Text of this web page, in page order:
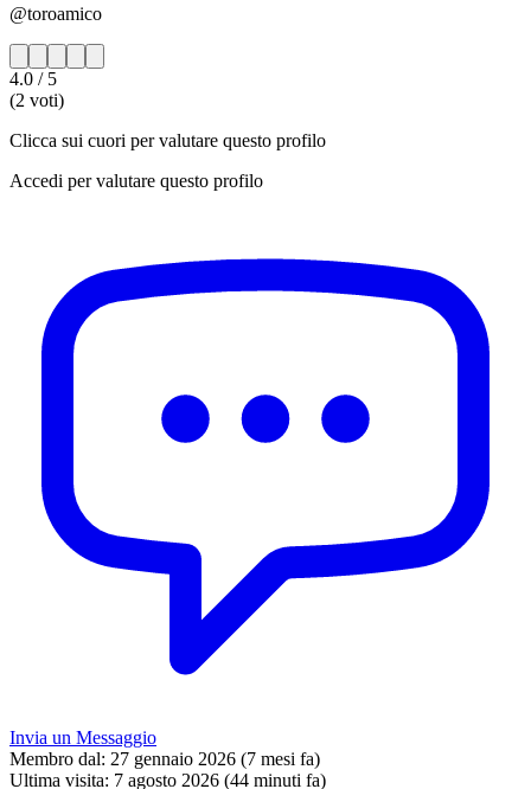
@toroamico
4.0 / 5
(2 voti)
Clicca sui cuori per valutare questo profilo
Accedi per valutare questo profilo
Invia un Messaggio
Membro dal: 27 gennaio 2026 (7 mesi fa)
Ultima visita: 7 agosto 2026 (44 minuti fa)